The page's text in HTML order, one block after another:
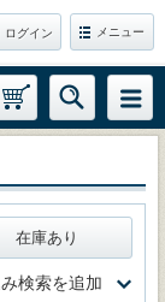
ログイン メニュー
在庫あり
検索を追加